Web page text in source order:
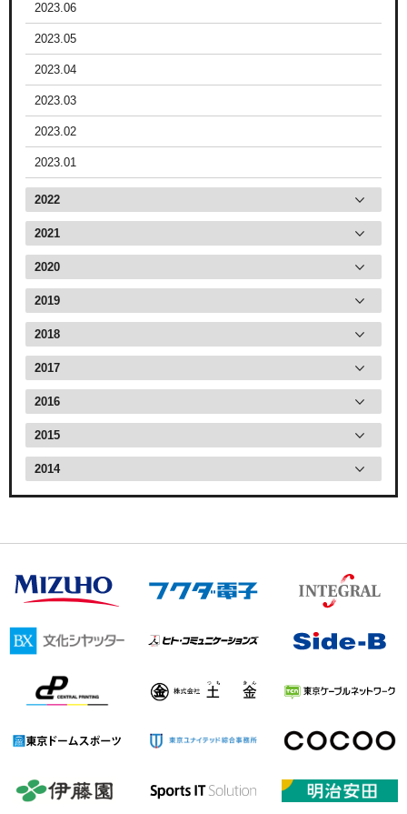
2023.06
2023.05
2023.04
2023.03
2023.02
2023.01
2022
2021
2020
2019
2018
2017
2016
2015
2014